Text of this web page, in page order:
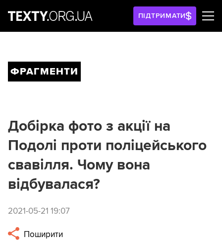
ПІДТРИМАТИ
ФРАГМЕНТИ
Добірка фото з акції на
Подолі проти поліцейського
свавілля. Чому вона
відбувалася?
2021-05-21 19:07
Поширити